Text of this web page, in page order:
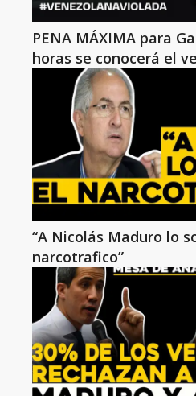
PENA MÁXIMA para
horas se conocerá el
“A Nicolás Maduro lo
narcotrafico”